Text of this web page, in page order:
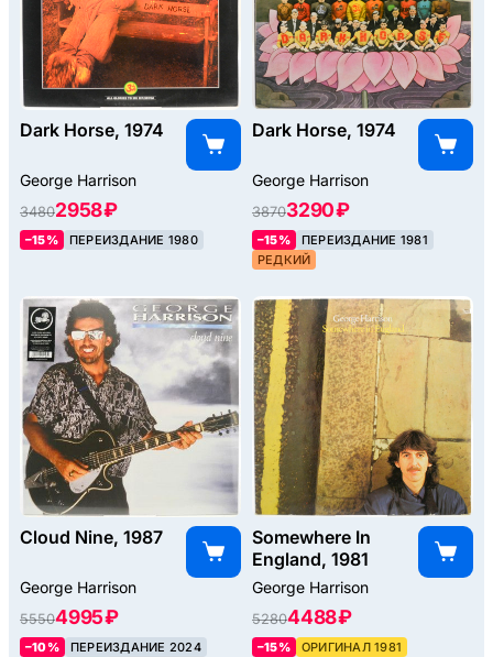
Dark Horse, 1974
George Harrison ‎
34802958 ₽
–15% ПЕРЕИЗДАНИЕ 1980
Dark Horse, 1974
George Harrison
38703290 ₽
–15%
ПЕРЕИЗДАНИЕ 1981
РЕДКИЙ
Cloud Nine, 1987
George Harrison
55504995 ₽
–10%
ПЕРЕИЗДАНИЕ 2024
Somewhere In
England, 1981
George Harrison
52804488 ₽
–15% ОРИГИНАЛ 1981